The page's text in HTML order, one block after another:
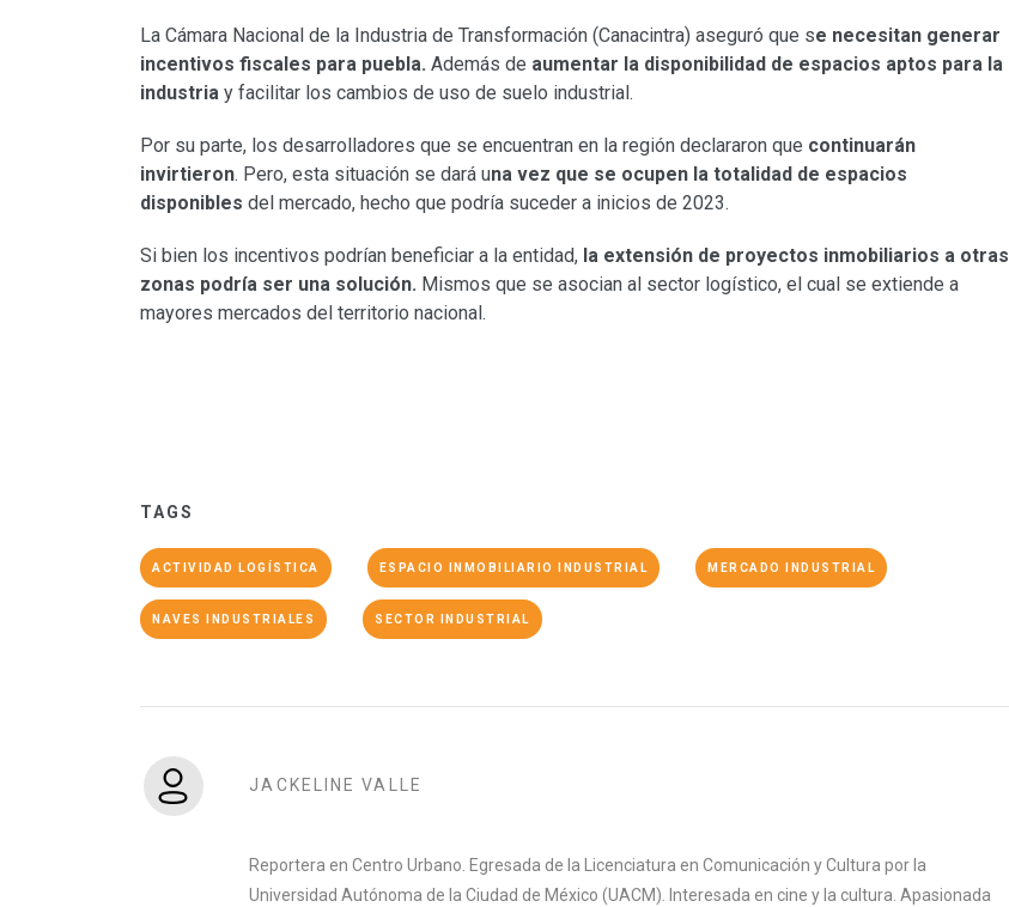
La Cámara Nacional de la Industria de Transformación (Canacintra) aseguró que se necesitan generar
incentivos fiscales para puebla. Además de aumentar la disponibilidad de espacios aptos para la
industria y facilitar los cambios de uso de suelo industrial.
Por su parte, los desarrolladores que se encuentran en la región declararon que continuarán
invirtieron. Pero, esta situación se dará una vez que se ocupen la totalidad de espacios
disponibles del mercado, hecho que podría suceder a inicios de 2023.
Si bien los incentivos podrían beneficiar a la entidad, la extensión de proyectos inmobiliarios a otras
zonas podría ser una solución. Mismos que se asocian al sector logístico, el cual se extiende a
mayores mercados del territorio nacional.
TAGS
ACTIVIDAD LOGÍSTICA ESPACIO INMOBILIARIO INDUSTRIAL MERCADO INDUSTRIAL
NAVES INDUSTRIALES SECTOR INDUSTRIAL
JACKELINE VALLE
Reportera en Centro Urbano. Egresada de la Licenciatura en Comunicación y Cultura por la
Universidad Autónoma de la Ciudad de México (UACM). Interesada en cine y la cultura. Apasionada